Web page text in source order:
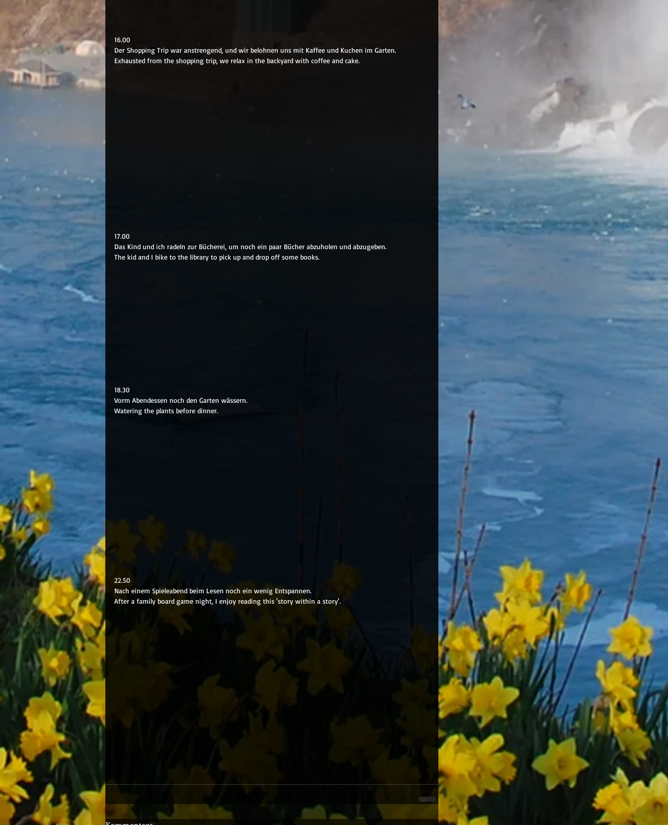
16.00
Der Shopping Trip war anstrengend, und wir belohnen uns mit Kaffee und Kuchen im Garten.
Exhausted from the shopping trip, we relax in the backyard with coffee and cake.
17.00
Das Kind und ich radeln zur Bücherei, um noch ein paar Bücher abzuholen und abzugeben.
The kid and I bike to the library to pick up and drop off some books.
18.30
Vorm Abendessen noch den Garten wässern.
Watering the plants before dinner.
22.50
Nach einem Spieleabend beim Lesen noch ein wenig Entspannen.
After a family board game night, I enjoy reading this 'story within a story'.